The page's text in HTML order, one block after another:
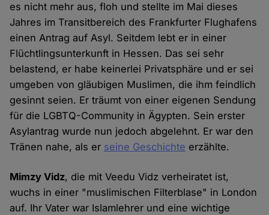
es nicht mehr aus, floh und stellte im Mai dieses
Jahres im Transitbereich des Frankfurter Flughafens
einen Antrag auf Asyl. Seitdem lebt er in einer
Flüchtlingsunterkunft in Hessen. Das sei sehr
belastend, er habe keinerlei Privatsphäre und er sei
umgeben von gläubigen Muslimen, die ihm feindlich
gesinnt seien. Er träumt von einer eigenen Sendung
für die LGBTQ-Community in Ägypten. Sein erster
Asylantrag wurde nun jedoch abgelehnt. Er war den
Tränen nahe, als er seine Geschichte erzählte.
Mimzy Vidz, die mit Veedu Vidz verheiratet ist,
wuchs in einer "muslimischen Filterblase" in London
auf. Ihr Vater war Islamlehrer und eine wichtige